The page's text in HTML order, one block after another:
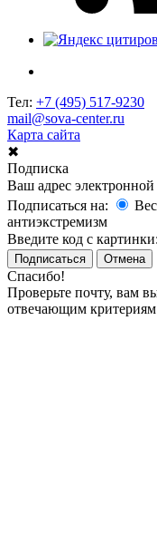
Тел: +7 (495) 517-9230
mail@sova-center.ru
Карта сайта
✖
Подписка
Ваш адрес
Подписаться на:
антиэкстремизм
Введите код с картинки:
Подписаться
Отмена
Спасибо!
Проверьте почту, вам
отвечающим критериям